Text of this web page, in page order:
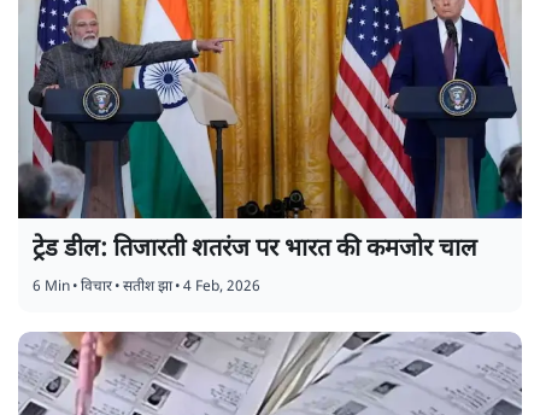
ट्रेड डील: तिजारती शतरंज पर भारत की कमजोर चाल
6 Min•विचार•सतीश झा•4 Feb, 2026